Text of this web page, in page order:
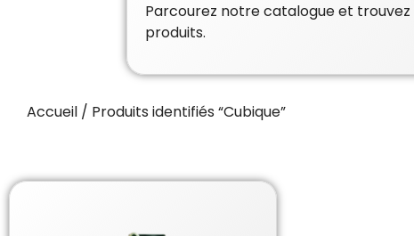
Parcourez notre catalogue et trouvez
produits.
Accueil / Produits identifiés “Cubique”